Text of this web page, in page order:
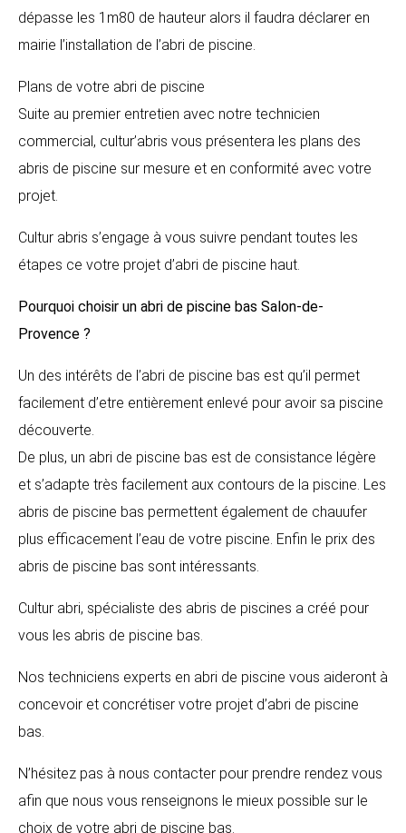
dépasse les 1m80 de hauteur alors il faudra déclarer en
mairie l’installation de l’abri de piscine.
Plans de votre abri de piscine
Suite au premier entretien avec notre technicien
commercial, cultur’abris vous présentera les plans des
abris de piscine sur mesure et en conformité avec votre
projet.
Cultur abris s’engage à vous suivre pendant toutes les
étapes ce votre projet d’abri de piscine haut.
Pourquoi choisir un abri de piscine bas Salon-de-
Provence ?
Un des intérêts de l’abri de piscine bas est qu’il permet
facilement d’etre entièrement enlevé pour avoir sa piscine
découverte.
De plus, un abri de piscine bas est de consistance légère
et s’adapte très facilement aux contours de la piscine. Les
abris de piscine bas permettent également de chauufer
plus efficacement l’eau de votre piscine. Enfin le prix des
abris de piscine bas sont intéressants.
Cultur abri, spécialiste des abris de piscines a créé pour
vous les abris de piscine bas.
Nos techniciens experts en abri de piscine vous aideront à
concevoir et concrétiser votre projet d’abri de piscine
bas.
N’hésitez pas à nous contacter pour prendre rendez vous
afin que nous vous renseignons le mieux possible sur le
choix de votre abri de piscine bas.